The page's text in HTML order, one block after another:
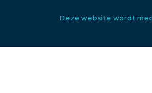
Deze website wordt